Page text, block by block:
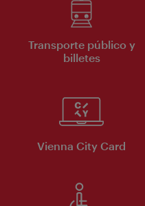
Transporte público y
billetes
Vienna City Card